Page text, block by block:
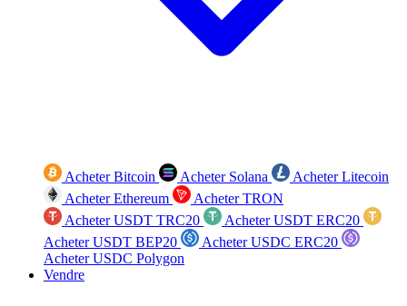
Acheter Bitcoin Acheter Solana
Acheter Litecoin
Acheter Ethereum
Acheter TRON
Acheter USDT TRC20
Acheter USDT ERC20
Acheter USDT BEP20
Acheter USDC ERC20
Acheter USDC Polygon
Vendre